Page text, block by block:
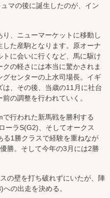
マの後に誕生したのが、イン
、ニューマーケットに移動し
た産駒となります。原オーナ
に会いに行くなど、馬に駆け
の軽さには本当に驚かされま
センターの上水司場長。イギ
は、その後、当歳の11月に社台
の調整を行われていく。
行われた新馬戦を勝利する
ーラS(G2)、そしてオークス
る1勝クラスで経験を重ねなが
勝。そして今年の3月には2勝
の壁を打ち破れずにいたが、陣
の出走を決める。